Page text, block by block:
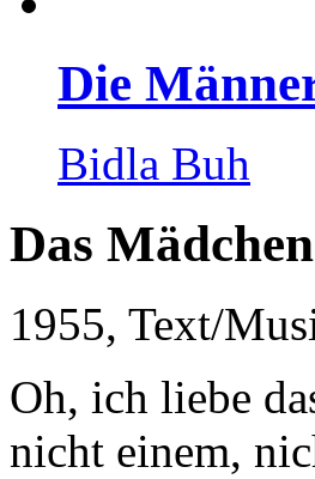
Die
Bidla Buh
Das
1955, Text/
Oh, ich liebe
nicht einem,